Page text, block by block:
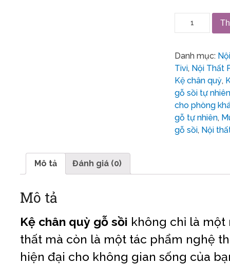
Danh mục:
Tivi, Nội Thất
Kệ chân quỳ,
gỗ sồi tự nhiên
cho phòng
gỗ tự nhiên,
gỗ sồi, Nội
Mô tả Đánh giá (0)
Mô tả
Kệ chân quỳ gỗ sồi không chỉ là một
thất mà còn là một tác phẩm nghệ
hiện đại cho không gian sống của